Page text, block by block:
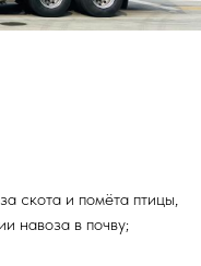
скота и помёта птицы,
навоза в почву;